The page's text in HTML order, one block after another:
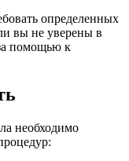
определенных
вы не уверены в
помощью к
необходимо